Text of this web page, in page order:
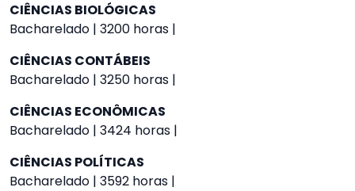
CIÊNCIAS BIOLÓGICAS
Bacharelado | 3200 horas |
CIÊNCIAS CONTÁBEIS
Bacharelado | 3250 horas |
CIÊNCIAS ECONÔMICAS
Bacharelado | 3424 horas |
CIÊNCIAS POLÍTICAS
Bacharelado | 3592 horas |